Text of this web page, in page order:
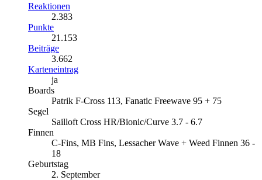
Reaktionen
2.383
Punkte
21.153
Beiträge
3.662
Karteneintrag
ja
Boards
Patrik F-Cross 113, Fanatic Freewave 95 + 75
Segel
Sailloft Cross HR/Bionic/Curve 3.7 - 6.7
Finnen
C-Fins, MB Fins, Lessacher Wave + Weed Finnen 36 -
18
Geburtstag
2. September